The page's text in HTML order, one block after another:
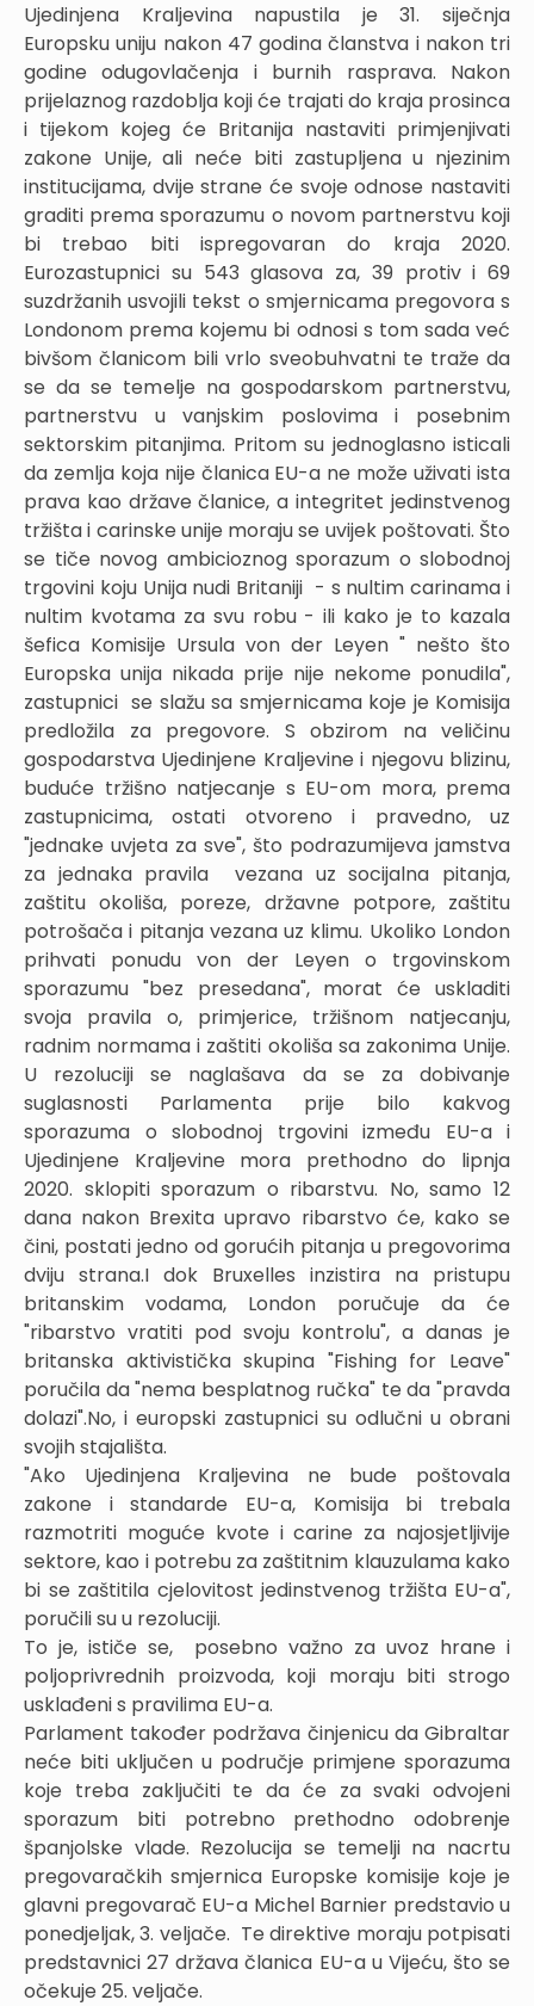
Ujedinjena Kraljevina napustila je 31. siječnja
Europsku uniju nakon 47 godina članstva i nakon tri
godine odugovlačenja i burnih rasprava. Nakon
prijelaznog razdoblja koji će trajati do kraja prosinca
i tijekom kojeg će Britanija nastaviti primjenjivati
zakone Unije, ali neće biti zastupljena u njezinim
institucijama, dvije strane će svoje odnose nastaviti
graditi prema sporazumu o novom partnerstvu koji
bi trebao biti ispregovaran do kraja 2020.
Eurozastupnici su 543 glasova za, 39 protiv i 69
suzdržanih usvojili tekst o smjernicama pregovora s
Londonom prema kojemu bi odnosi s tom sada već
bivšom članicom bili vrlo sveobuhvatni te traže da
se da se temelje na gospodarskom partnerstvu,
partnerstvu u vanjskim poslovima i posebnim
sektorskim pitanjima. Pritom su jednoglasno isticali
da zemlja koja nije članica EU-a ne može uživati ista
prava kao države članice, a integritet jedinstvenog
tržišta i carinske unije moraju se uvijek poštovati. Što
se tiče novog ambicioznog sporazum o slobodnoj
trgovini koju Unija nudi Britaniji - s nultim carinama i
nultim kvotama za svu robu - ili kako je to kazala
šefica Komisije Ursula von der Leyen " nešto što
Europska unija nikada prije nije nekome ponudila",
zastupnici se slažu sa smjernicama koje je Komisija
predložila za pregovore. S obzirom na veličinu
gospodarstva Ujedinjene Kraljevine i njegovu blizinu,
buduće tržišno natjecanje s EU-om mora, prema
zastupnicima, ostati otvoreno i pravedno, uz
"jednake uvjeta za sve", što podrazumijeva jamstva
za jednaka pravila vezana uz socijalna pitanja,
zaštitu okoliša, poreze, državne potpore, zaštitu
potrošača i pitanja vezana uz klimu. Ukoliko London
prihvati ponudu von der Leyen o trgovinskom
sporazumu "bez presedana", morat će uskladiti
svoja pravila o, primjerice, tržišnom natjecanju,
radnim normama i zaštiti okoliša sa zakonima Unije.
U rezoluciji se naglašava da se za dobivanje
suglasnosti Parlamenta prije bilo kakvog
sporazuma o slobodnoj trgovini između EU-a i
Ujedinjene Kraljevine mora prethodno do lipnja
2020. sklopiti sporazum o ribarstvu. No, samo 12
dana nakon Brexita upravo ribarstvo će, kako se
čini, postati jedno od gorućih pitanja u pregovorima
dviju strana.I dok Bruxelles inzistira na pristupu
britanskim vodama, London poručuje da će
"ribarstvo vratiti pod svoju kontrolu", a danas je
britanska aktivistička skupina "Fishing for Leave"
poručila da "nema besplatnog ručka" te da "pravda
dolazi".No, i europski zastupnici su odlučni u obrani
svojih stajališta.
"Ako Ujedinjena Kraljevina ne bude poštovala
zakone i standarde EU-a, Komisija bi trebala
razmotriti moguće kvote i carine za najosjetljivije
sektore, kao i potrebu za zaštitnim klauzulama kako
bi se zaštitila cjelovitost jedinstvenog tržišta EU-a",
poručili su u rezoluciji.
To je, ističe se, posebno važno za uvoz hrane i
poljoprivrednih proizvoda, koji moraju biti strogo
usklađeni s pravilima EU-a.
Parlament također podržava činjenicu da Gibraltar
neće biti uključen u područje primjene sporazuma
koje treba zaključiti te da će za svaki odvojeni
sporazum biti potrebno prethodno odobrenje
španjolske vlade. Rezolucija se temelji na nacrtu
pregovaračkih smjernica Europske komisije koje je
glavni pregovarač EU-a Michel Barnier predstavio u
ponedjeljak, 3. veljače. Te direktive moraju potpisati
predstavnici 27 država članica EU-a u Vijeću, što se
očekuje 25. veljače.